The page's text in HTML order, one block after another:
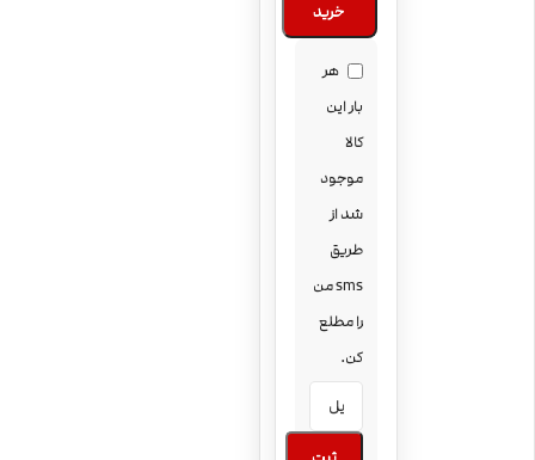
خرید
هر
بار این
کالا
موجود
شد از
طریق
sms من
را مطلع
کن.